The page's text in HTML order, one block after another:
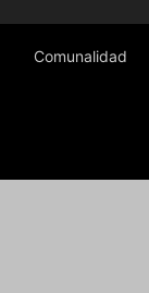
Comunalidad